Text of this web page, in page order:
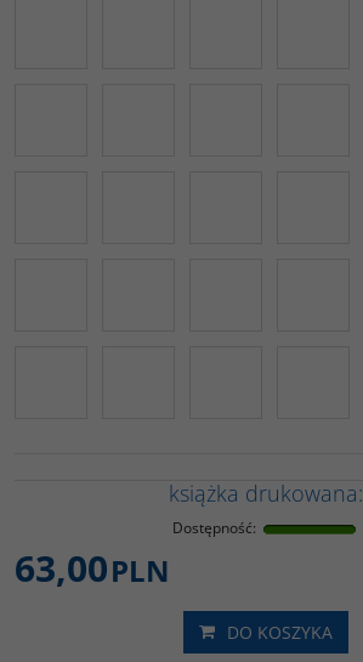
książka drukowana:
Dostępność:
63,00PLN
DO KOSZYKA